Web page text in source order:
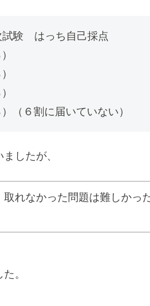
験 はっち自己採点
（６割に届いていない）
したが、
取れなかった問題は難しかっ
。